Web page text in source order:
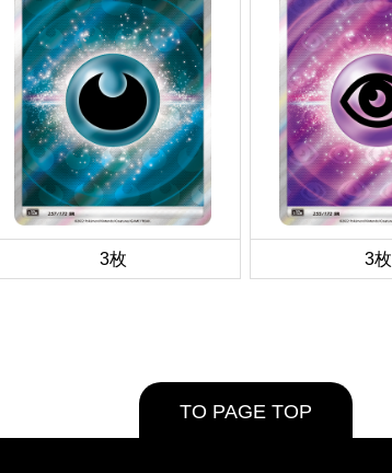
3枚 3枚
TO PAGE TOP